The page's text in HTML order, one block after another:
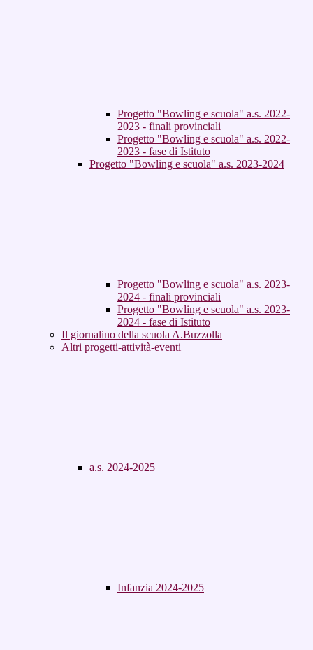
Progetto "Bowling e scuola" a.s. 2022-
2023 - finali provinciali
Progetto "Bowling e scuola" a.s. 2022-
2023 - fase di Istituto
Progetto "Bowling e scuola" a.s. 2023-2024
Progetto "Bowling e scuola" a.s. 2023-
2024 - finali provinciali
Progetto "Bowling e scuola" a.s. 2023-
2024 - fase di Istituto
Il giornalino della scuola A.Buzzolla
Altri progetti-attività-eventi
a.s. 2024-2025
Infanzia 2024-2025